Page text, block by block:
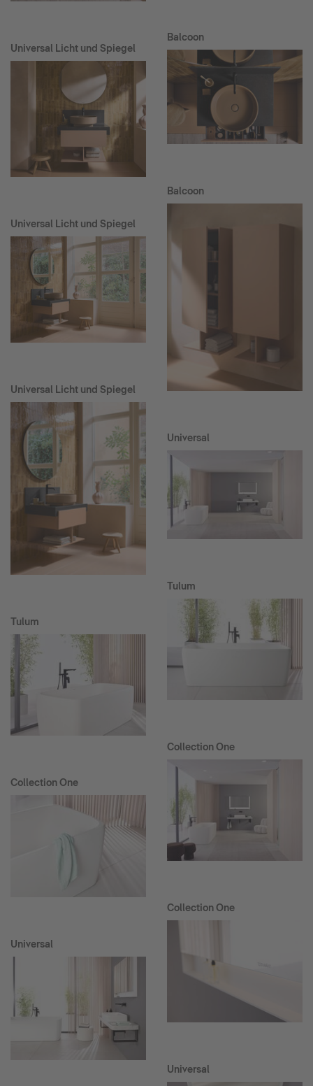
Universal Licht und Spiegel
Universal Licht und Spiegel
Universal Licht und Spiegel
Tulum
Collection One
Universal
Balcoon
Balcoon
Universal
Tulum
Collection One
Collection One
Universal